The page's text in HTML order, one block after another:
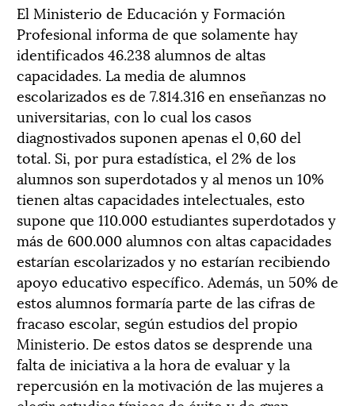
El Ministerio de Educación y Formación
Profesional informa de que solamente hay
identificados 46.238 alumnos de altas
capacidades. La media de alumnos
escolarizados es de 7.814.316 en enseñanzas no
universitarias, con lo cual los casos
diagnostivados suponen apenas el 0,60 del
total. Si, por pura estadística, el 2% de los
alumnos son superdotados y al menos un 10%
tienen altas capacidades intelectuales, esto
supone que 110.000 estudiantes superdotados y
más de 600.000 alumnos con altas capacidades
estarían escolarizados y no estarían recibiendo
apoyo educativo específico. Además, un 50% de
estos alumnos formaría parte de las cifras de
fracaso escolar, según estudios del propio
Ministerio. De estos datos se desprende una
falta de iniciativa a la hora de evaluar y la
repercusión en la motivación de las mujeres a